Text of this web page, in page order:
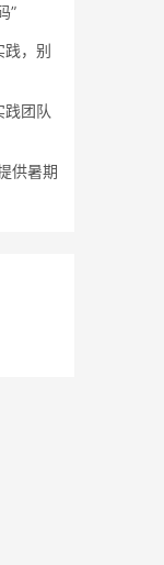
”
践，别
团队
供暑期